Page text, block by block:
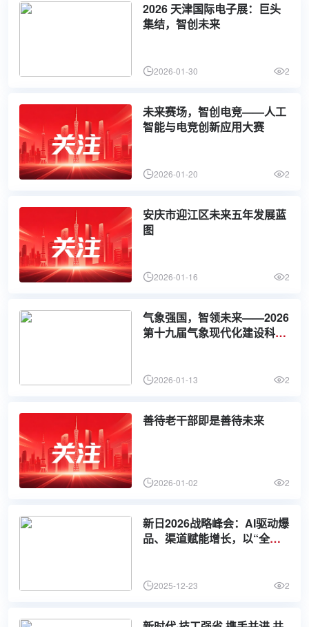
2026 天津国际电子展：巨头
集结，智创未来
2026-01-30 2
未来赛场，智创电竞——人工
智能与电竞创新应用大赛
2026-01-20 2
安庆市迎江区未来五年发展蓝
图
2026-01-16 2
气象强国，智领未来——2026
第十九届气象现代化建设科技
2026-01-13 2
善待老干部即是善待未来
2026-01-02 2
新日2026战略峰会：AI驱动爆
品、渠道赋能增长，以“全域
2025-12-23 2